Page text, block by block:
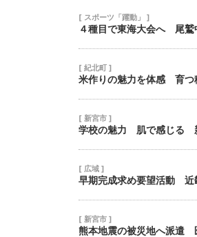
[ スポーツ「躍動」 ]
４種目で東海大会へ 尾
[ 紀北町 ]
米作りの魅力を体感 育つ
[ 新宮市 ]
学校の魅力 肌で感じる
[ 広域 ]
早期完成求め要望活動 近
[ 新宮市 ]
熊本地震の被災地へ派遣